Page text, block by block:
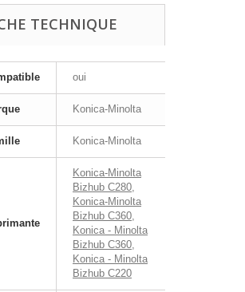
TECHNIQUE
oui
Konica-Minolta
Konica-Minolta
Konica-Minolta
Bizhub C280,
Konica-Minolta
Bizhub C360,
Konica - Minolta
Bizhub C360,
Konica - Minolta
Bizhub C220